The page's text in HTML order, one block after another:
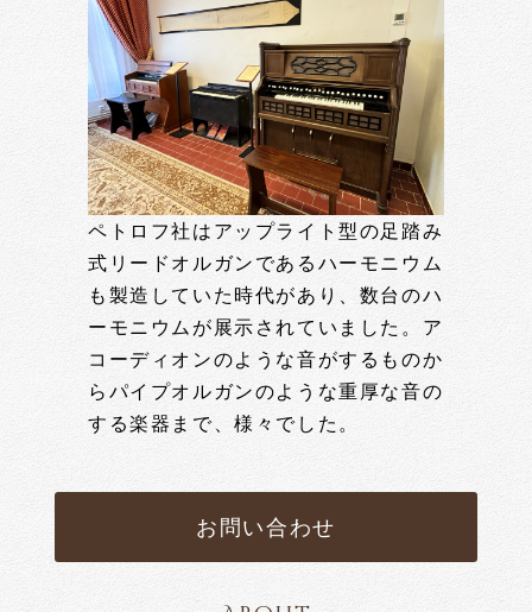
ペトロフ社はアップライト型の足踏み
式リードオルガンであるハーモニウム
も製造していた時代があり、数台のハ
ーモニウムが展示されていました。ア
コーディオンのような音がするものか
らパイプオルガンのような重厚な音の
する楽器まで、様々でした。
お問い合わせ